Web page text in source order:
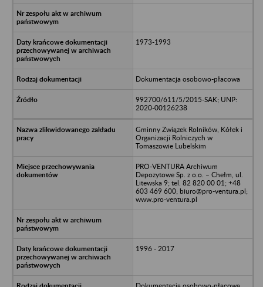
1973-1993
Dokumentacja osobowo-płacowa
992700/611/5/2015-SAK; UNP:
2020-00126238
Gminny Związek Rolników, Kółek i
Organizacji Rolniczych w
Tomaszowie Lubelskim
PRO-VENTURA Archiwum
Depozytowe Sp. z o.o. – Chełm, ul.
Litewska 9; tel. 82 820 00 01; +48
603 469 600; biuro@pro-ventura.pl;
www.pro-ventura.pl
1996 - 2017